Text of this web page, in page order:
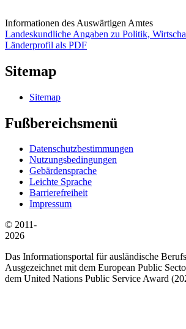
Informationen des Auswärtigen Amtes
Landeskundliche Angaben zu Politik,
Länderprofil als PDF
Sitemap
Sitemap
Fußbereichsmenü
Datenschutzbestimmungen
Nutzungsbedingungen
Gebärdensprache
Leichte Sprache
Barrierefreiheit
Impressum
© 2011-
2026
Das Informationsportal für ausländische
Ausgezeichnet mit dem European Public
dem United Nations Public Service Award